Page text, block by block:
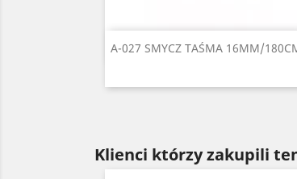
A-027 SMYCZ TAŚMA 16MM/
Szybki podgląd
Klienci którzy zakupili